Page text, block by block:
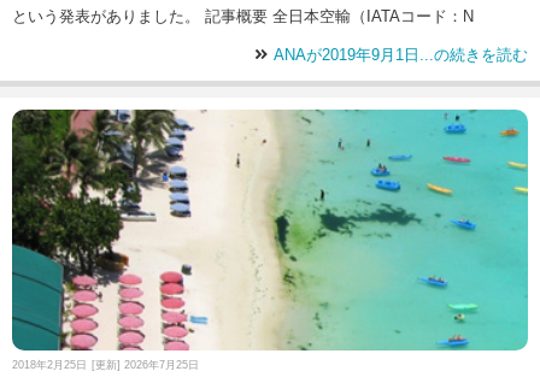
という発表がありました。 記事概要 全日本空輸（IATAコード：N
ANAが2019年9月1日...の続きを読む
2018年2月25日 [更新] 2026年7月25日